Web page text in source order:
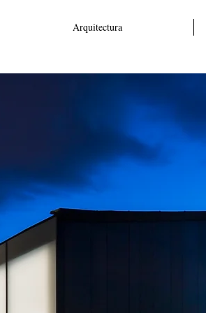
Arquitectura